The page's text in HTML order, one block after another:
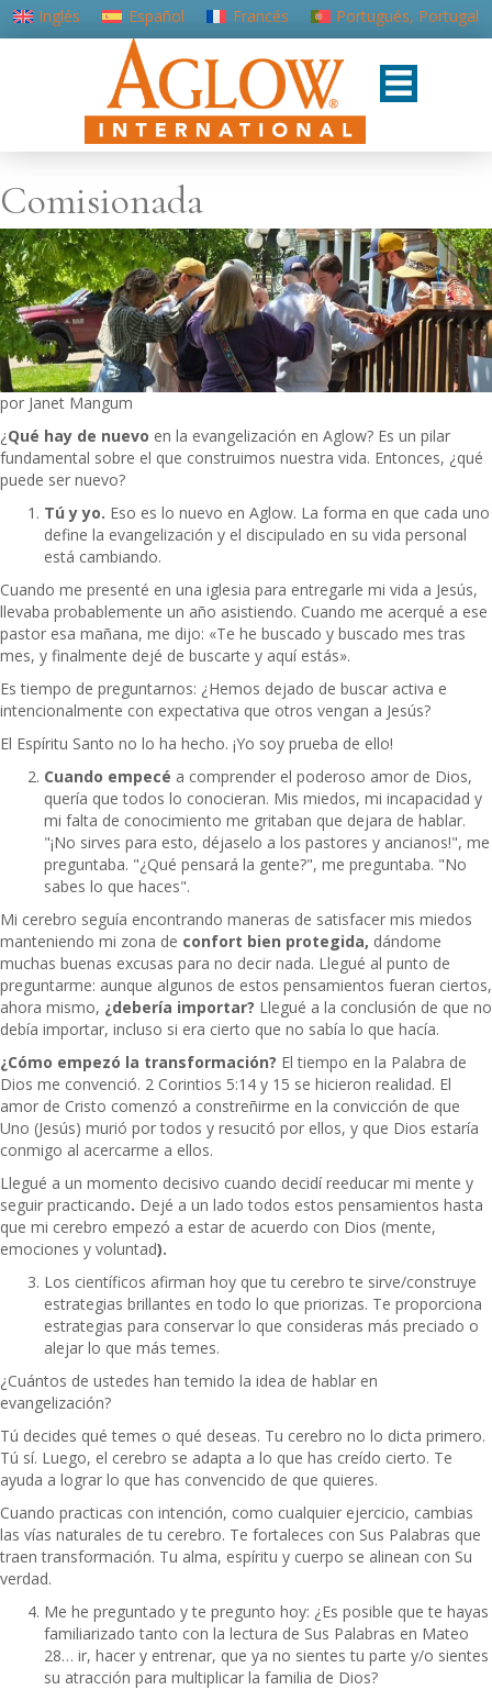
Inglés Español Francés Portugués, Portugal
Comisionada
por Janet Mangum
¿Qué hay de nuevo en la evangelización en Aglow? Es un pilar
fundamental sobre el que construimos nuestra vida. Entonces, ¿qué
puede ser nuevo?
Tú y yo. Eso es lo nuevo en Aglow. La forma en que cada uno
define la evangelización y el discipulado en su vida personal
está cambiando.
Cuando me presenté en una iglesia para entregarle mi vida a Jesús,
llevaba probablemente un año asistiendo. Cuando me acerqué a ese
pastor esa mañana, me dijo: «Te he buscado y buscado mes tras
mes, y finalmente dejé de buscarte y aquí estás».
Es tiempo de preguntarnos: ¿Hemos dejado de buscar activa e
intencionalmente con expectativa que otros vengan a Jesús?
El Espíritu Santo no lo ha hecho. ¡Yo soy prueba de ello!
Cuando empecé a comprender el poderoso amor de Dios,
quería que todos lo conocieran. Mis miedos, mi incapacidad y
mi falta de conocimiento me gritaban que dejara de hablar.
"¡No sirves para esto, déjaselo a los pastores y ancianos!", me
preguntaba. "¿Qué pensará la gente?", me preguntaba. "No
sabes lo que haces".
Mi cerebro seguía encontrando maneras de satisfacer mis miedos
manteniendo mi zona de confort bien protegida, dándome
muchas buenas excusas para no decir nada. Llegué al punto de
preguntarme: aunque algunos de estos pensamientos fueran ciertos,
ahora mismo, ¿debería importar? Llegué a la conclusión de que no
debía importar, incluso si era cierto que no sabía lo que hacía.
¿Cómo empezó la transformación? El tiempo en la Palabra de
Dios me convenció. 2 Corintios 5:14 y 15 se hicieron realidad. El
amor de Cristo comenzó a constreñirme en la convicción de que
Uno (Jesús) murió por todos y resucitó por ellos, y que Dios estaría
conmigo al acercarme a ellos.
Llegué a un momento decisivo cuando decidí reeducar mi mente y
seguir practicando. Dejé a un lado todos estos pensamientos hasta
que mi cerebro empezó a estar de acuerdo con Dios (mente,
emociones y voluntad).
Los científicos afirman hoy que tu cerebro te sirve/construye
estrategias brillantes en todo lo que priorizas. Te proporciona
estrategias para conservar lo que consideras más preciado o
alejar lo que más temes.
¿Cuántos de ustedes han temido la idea de hablar en
evangelización?
Tú decides qué temes o qué deseas. Tu cerebro no lo dicta primero.
Tú sí. Luego, el cerebro se adapta a lo que has creído cierto. Te
ayuda a lograr lo que has convencido de que quieres.
Cuando practicas con intención, como cualquier ejercicio, cambias
las vías naturales de tu cerebro. Te fortaleces con Sus Palabras que
traen transformación. Tu alma, espíritu y cuerpo se alinean con Su
verdad.
Me he preguntado y te pregunto hoy: ¿Es posible que te hayas
familiarizado tanto con la lectura de Sus Palabras en Mateo
28… ir, hacer y entrenar, que ya no sientes tu parte y/o sientes
su atracción para multiplicar la familia de Dios?